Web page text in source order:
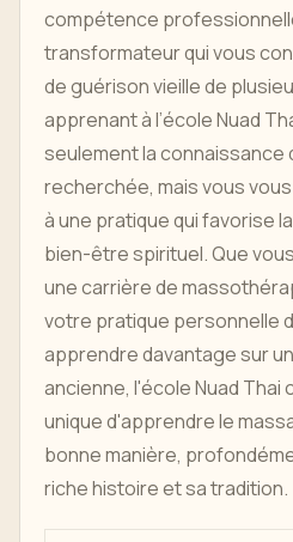
compétence
transformateur qui vous
de guérison vieille de
apprenant à l’école Nuad
seulement la connaissance
recherchée, mais vous
à une pratique qui favorise
bien-être spirituel. Que
une carrière de
votre pratique personnelle
apprendre davantage sur
ancienne, l'école Nuad
unique d'apprendre le
bonne manière,
riche histoire et sa tradition.